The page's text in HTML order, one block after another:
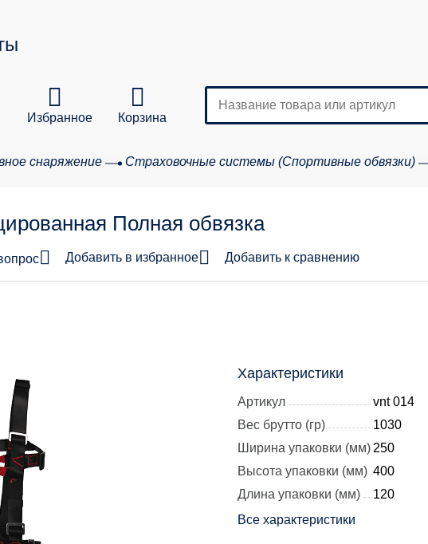
Избранное
Корзина
Сумма заказа:
снаряжение Страховочные системы (Спортивные обвязки)
Полная обвязка
Добавить в избранное Добавить к сравнению
Характеристики
Артикул
vnt 014
Вес брутто (гр)
1030
Ширина упаковки (мм) 250
Высота упаковки (мм) 400
Длина упаковки (мм)
120
Все характеристики